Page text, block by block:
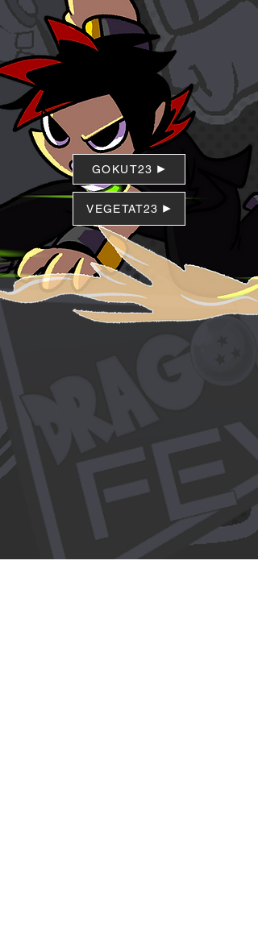
rassurer vos clients sur le fait qu'ils
peuvent acheter chez vous en toute
confiance.
GOKUT23
VEGETAT23